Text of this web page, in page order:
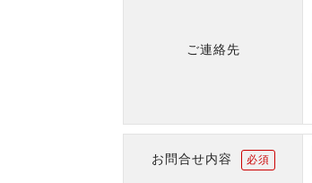
ご連絡先
お問合せ内容 必須